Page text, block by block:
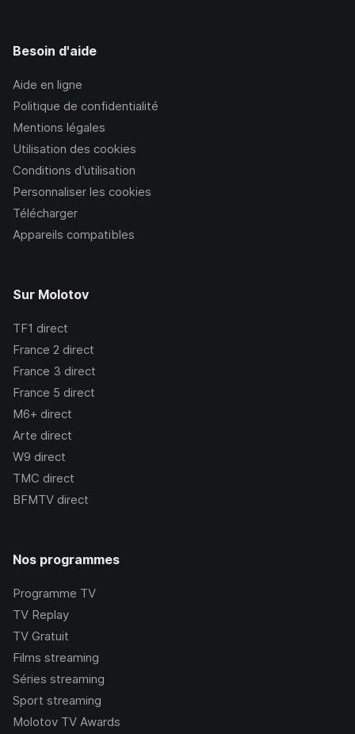
Besoin d'aide
Aide en ligne
Politique de confidentialité
Mentions légales
Utilisation des cookies
Conditions d’utilisation
Personnaliser les cookies
Télécharger
Appareils compatibles
Sur Molotov
TF1 direct
France 2 direct
France 3 direct
France 5 direct
M6+ direct
Arte direct
W9 direct
TMC direct
BFMTV direct
Nos programmes
Programme TV
TV Replay
TV Gratuit
Films streaming
Séries streaming
Sport streaming
Molotov TV Awards